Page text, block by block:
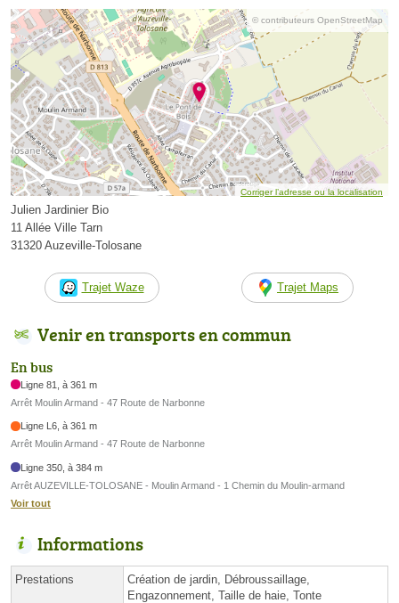
© contributeurs OpenStreetMap
Corriger l’adresse ou la localisation
Julien Jardinier Bio
11 Allée Ville Tarn
31320 Auzeville-Tolosane
Trajet Waze Trajet Maps
Venir en transports en commun
En bus
Ligne 81, à 361 m
Arrêt Moulin Armand - 47 Route de Narbonne
Ligne L6, à 361 m
Arrêt Moulin Armand - 47 Route de Narbonne
Ligne 350, à 384 m
Arrêt AUZEVILLE-TOLOSANE - Moulin Armand - 1 Chemin du Moulin-armand
Voir tout
Informations
Prestations
Création de jardin, Débroussaillage,
Engazonnement, Taille de haie, Tonte